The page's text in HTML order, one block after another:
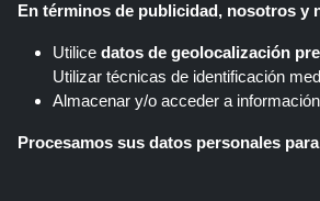
En términos de publicidad, nosotros y
Utilice datos de geolocalización
Utilizar técnicas de identificación
Almacenar y/o acceder a
Procesamos sus datos personales